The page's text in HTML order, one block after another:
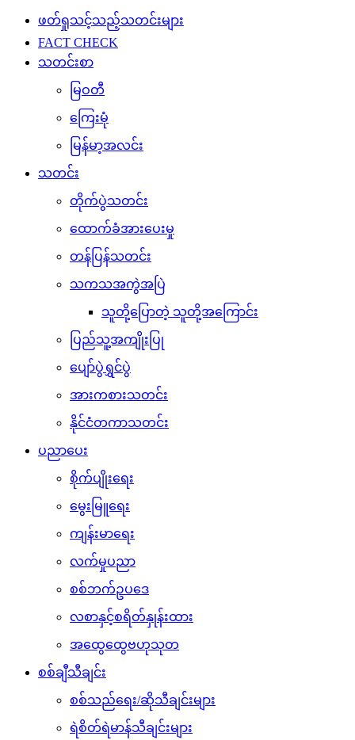
ဖတ်ရှုသင့်သည့်သတင်းများ
FACT CHECK
သတင်းစာ
မြဝတီ
ကြေးမုံ
မြန်မာ့အလင်း
သတင်း
တိုက်ပွဲသတင်း
ထောက်ခံအားပေးမှု
တန်ပြန်သတင်း
သကသအကွဲအပြဲ
သူတို့ပြောတဲ့ သူတို့အကြောင်း
ပြည်သူ့အကျိုးပြု
ပျော်ပွဲရွှင်ပွဲ
အားကစားသတင်း
နိုင်ငံတကာသတင်း
ပညာပေး
စိုက်ပျိုးရေး
မွေးမြူရေး
ကျန်းမာရေး
လက်မှုပညာ
စစ်ဘက်ဥပဒေ
လစာနှင့်စရိတ်နှုန်းထား
အထွေထွေဗဟုသုတ
စစ်ချီသီချင်း
စစ်သည်ရေး/ဆိုသီချင်းများ
ရဲစိတ်ရဲမာန်သီချင်းများ